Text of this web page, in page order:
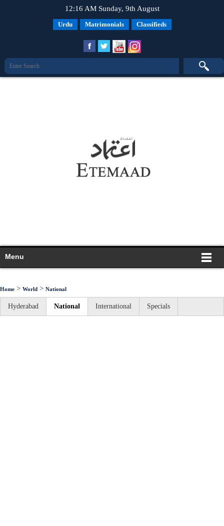
12:16 AM Sunday, 9th August
Urdu Matrimonials Classifieds
Menu
Home > World > National
Hyderabad National International Specials